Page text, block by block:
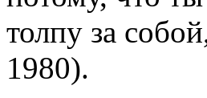
толпу за
1980).